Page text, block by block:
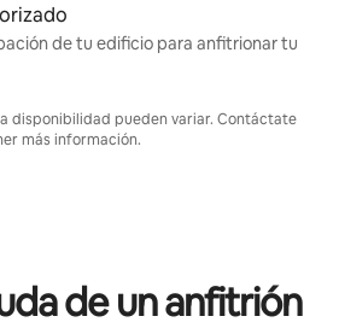
de tu edificio para anfitrionar tu
disponibilidad pueden variar. Contáctate
más información.
de un anfitrión